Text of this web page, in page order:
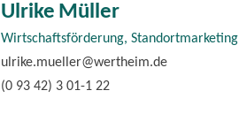
Ulrike Müller
Wirtschaftsförderung, Standortmarketing
ulrike.mueller@wertheim.de
(0 93 42) 3 01-1 22